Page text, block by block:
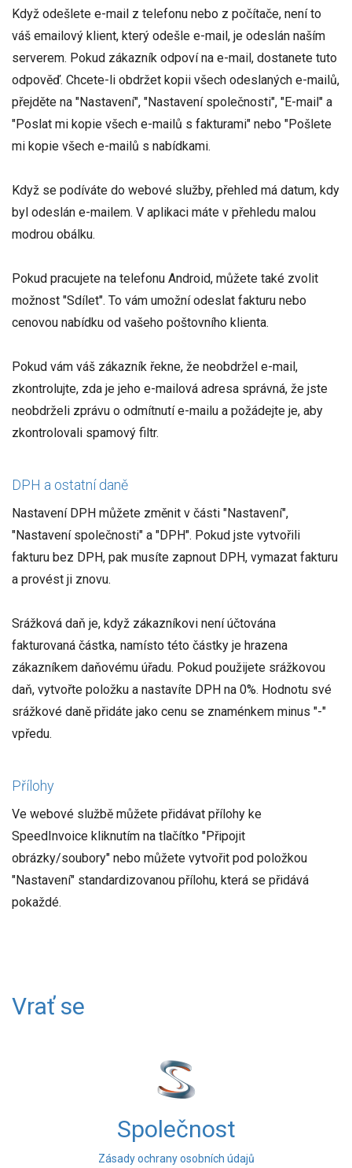
Když odešlete e-mail z telefonu nebo z počítače, není to
váš emailový klient, který odešle e-mail, je odeslán naším
serverem. Pokud zákazník odpoví na e-mail, dostanete tuto
odpověď. Chcete-li obdržet kopii všech odeslaných e-mailů,
přejděte na "Nastavení", "Nastavení společnosti", "E-mail" a
"Poslat mi kopie všech e-mailů s fakturami" nebo "Pošlete
mi kopie všech e-mailů s nabídkami.
Když se podíváte do webové služby, přehled má datum, kdy
byl odeslán e-mailem. V aplikaci máte v přehledu malou
modrou obálku.
Pokud pracujete na telefonu Android, můžete také zvolit
možnost "Sdílet". To vám umožní odeslat fakturu nebo
cenovou nabídku od vašeho poštovního klienta.
Pokud vám váš zákazník řekne, že neobdržel e-mail,
zkontrolujte, zda je jeho e-mailová adresa správná, že jste
neobdrželi zprávu o odmítnutí e-mailu a požádejte je, aby
zkontrolovali spamový filtr.
DPH a ostatní daně
Nastavení DPH můžete změnit v části "Nastavení",
"Nastavení společnosti" a "DPH". Pokud jste vytvořili
fakturu bez DPH, pak musíte zapnout DPH, vymazat fakturu
a provést ji znovu.
Srážková daň je, když zákazníkovi není účtována
fakturovaná částka, namísto této částky je hrazena
zákazníkem daňovému úřadu. Pokud použijete srážkovou
daň, vytvořte položku a nastavíte DPH na 0%. Hodnotu své
srážkové daně přidáte jako cenu se znaménkem minus "-"
vpředu.
Přílohy
Ve webové službě můžete přidávat přílohy ke
SpeedInvoice kliknutím na tlačítko "Připojit
obrázky/soubory" nebo můžete vytvořit pod položkou
"Nastavení" standardizovanou přílohu, která se přidává
pokaždé.
Vrať se
Společnost
Zásady ochrany osobních údajů